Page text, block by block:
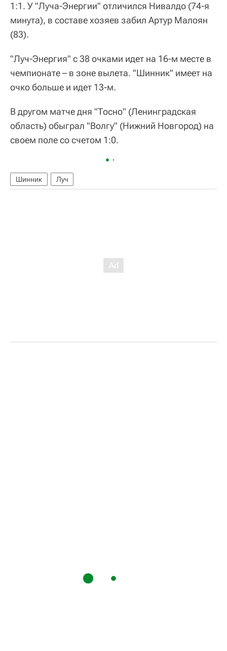
1:1. У "Луча-Энергии" отличился Нивалдо (74-я
минута), в составе хозяев забил Артур Малоян
(83).
"Луч-Энергия" с 38 очками идет на 16-м месте в
чемпионате – в зоне вылета. "Шинник" имеет на
очко больше и идет 13-м.
В другом матче дня "Тосно" (Ленинградская
область) обыграл "Волгу" (Нижний Новгород) на
своем поле со счетом 1:0.
Шинник Луч